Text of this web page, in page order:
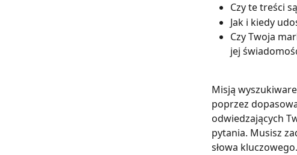
Czy te treści
Jak i kiedy
Czy Twoja
jej
Misją
poprzez
odwiedzających
pytania. Musisz
słowa kluczowego.